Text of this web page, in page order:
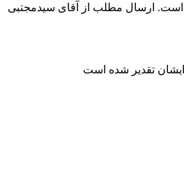
است. ارسال مطلب از آقای سیدمجتبی